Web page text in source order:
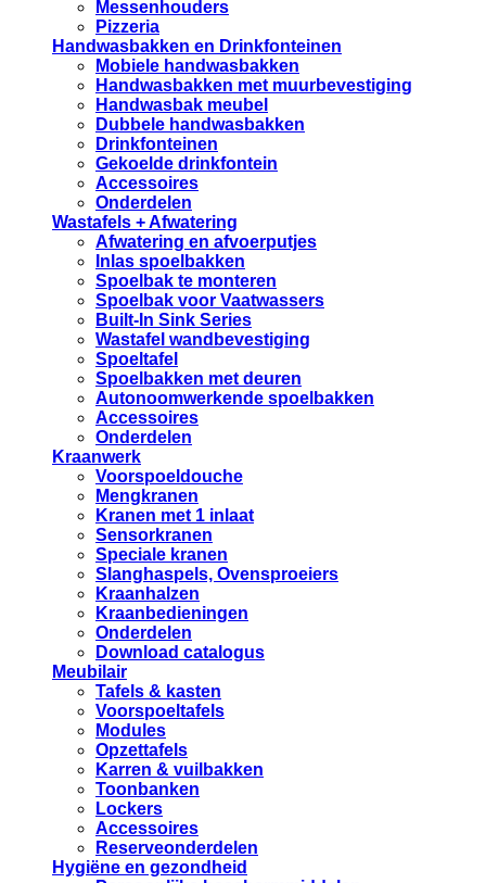
Messenhouders
Pizzeria
Handwasbakken en Drinkfonteinen
Mobiele handwasbakken
Handwasbakken met muurbevestiging
Handwasbak meubel
Dubbele handwasbakken
Drinkfonteinen
Gekoelde drinkfontein
Accessoires
Onderdelen
Wastafels + Afwatering
Afwatering en afvoerputjes
Inlas spoelbakken
Spoelbak te monteren
Spoelbak voor Vaatwassers
Built-In Sink Series
Wastafel wandbevestiging
Spoeltafel
Spoelbakken met deuren
Autonoomwerkende spoelbakken
Accessoires
Onderdelen
Kraanwerk
Voorspoeldouche
Mengkranen
Kranen met 1 inlaat
Sensorkranen
Speciale kranen
Slanghaspels, Ovensproeiers
Kraanhalzen
Kraanbedieningen
Onderdelen
Download catalogus
Meubilair
Tafels & kasten
Voorspoeltafels
Modules
Opzettafels
Karren & vuilbakken
Toonbanken
Lockers
Accessoires
Reserveonderdelen
Hygiëne en gezondheid